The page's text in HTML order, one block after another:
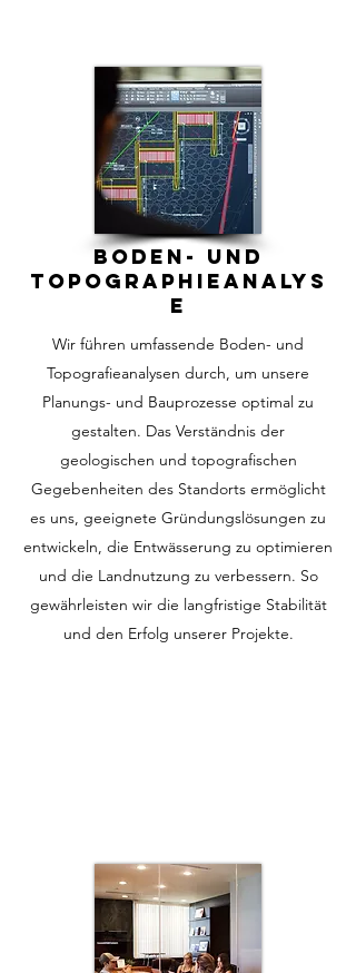
Boden- und
Topographieanalys
e
Wir führen umfassende Boden- und
Topografieanalysen durch, um unsere
Planungs- und Bauprozesse optimal zu
gestalten. Das Verständnis der
geologischen und topografischen
Gegebenheiten des Standorts ermöglicht
es uns, geeignete Gründungslösungen zu
entwickeln, die Entwässerung zu optimieren
und die Landnutzung zu verbessern. So
gewährleisten wir die langfristige Stabilität
und den Erfolg unserer Projekte.